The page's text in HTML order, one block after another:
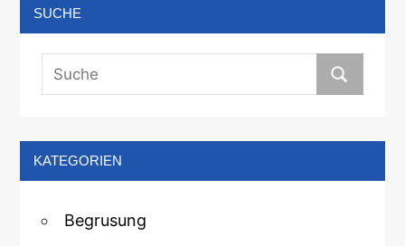
SUCHE
KATEGORIEN
Begrusung